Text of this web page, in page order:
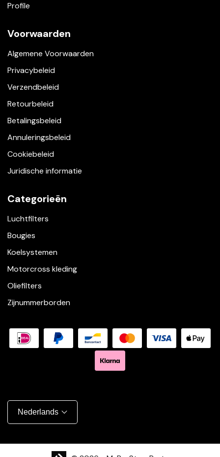
Profile
Voorwaarden
Algemene Voorwaarden
Privacybeleid
Verzendbeleid
Retourbeleid
Betalingsbeleid
Annuleringsbeleid
Cookiebeleid
Juridische informatie
Categorieën
Luchtfilters
Bougies
Koelsystemen
Motorcross kleding
Oliefilters
Zijnummerborden
Nederlands
Shopify website laten maken | Brthmrk